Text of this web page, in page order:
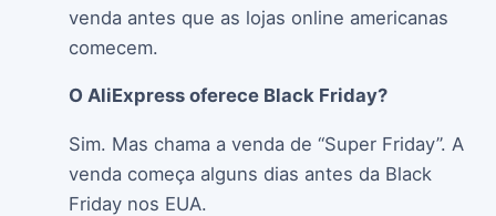
venda antes que as lojas online americanas
comecem.
O AliExpress oferece Black Friday?
Sim. Mas chama a venda de “Super Friday”. A
venda começa alguns dias antes da Black
Friday nos EUA.